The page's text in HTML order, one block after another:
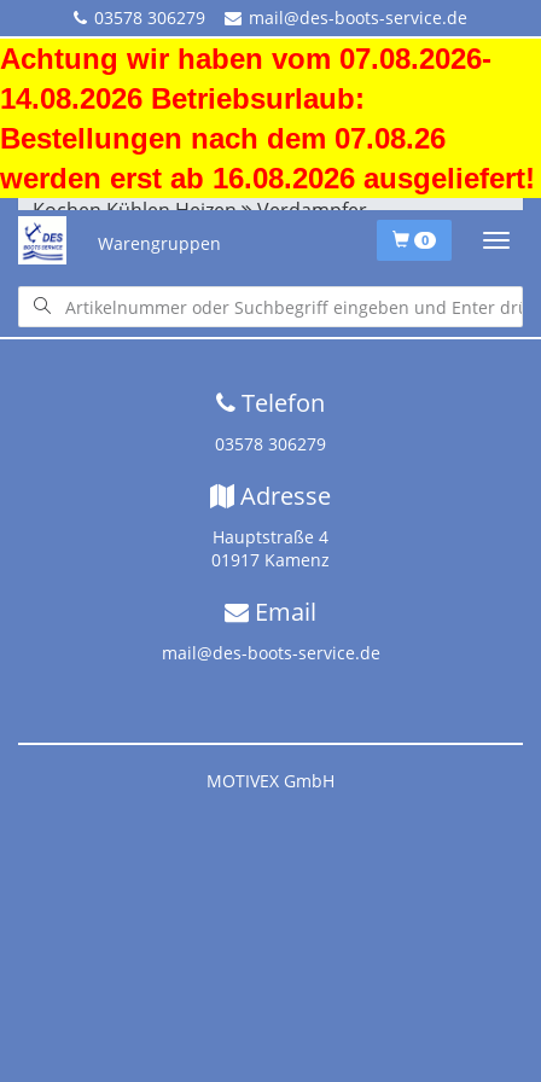
03578 306279 mail@des-boots-service.de
Achtung wir haben vom 07.08.2026-
14.08.2026 Betriebsurlaub:
Bestellungen nach dem 07.08.26
werden erst ab 16.08.2026 ausgeliefert!
Warengruppen 0
Kochen Kühlen Heizen Verdampfer
Startseite•Downloads•Versandkosten•
Impressum•Altölentsorgung
Telefon
03578 306279
Adresse
Hauptstraße 4
01917 Kamenz
Email
mail@des-boots-service.de
MOTIVEX GmbH